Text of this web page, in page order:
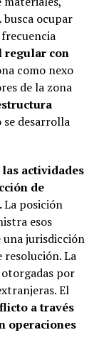
busca ocupar
regular con
como nexo
de la zona
desarrolla
actividades
de
La posición
esos
una jurisdicción
resolución. La
por
El
a través
operaciones